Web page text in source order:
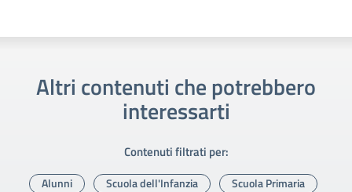
Altri contenuti che potrebbero
interessarti
Contenuti filtrati per:
Alunni Scuola dell'Infanzia
Scuola Primaria